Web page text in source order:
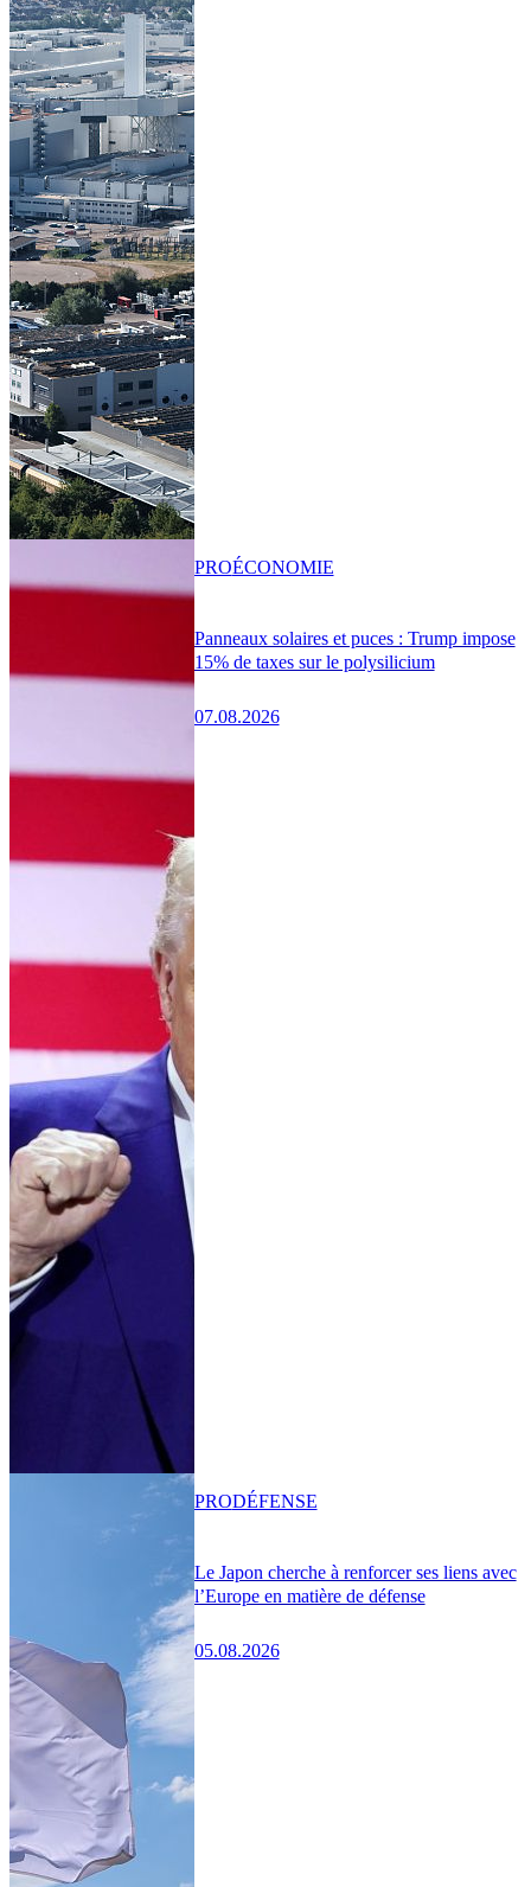
Panneaux solaires et puces : Trump impose
15% de taxes sur le polysilicium
07.08.2026
PROÉCONOMIE
Le Japon cherche à renforcer ses liens avec
l’Europe en matière de défense
05.08.2026
PRODÉFENSE